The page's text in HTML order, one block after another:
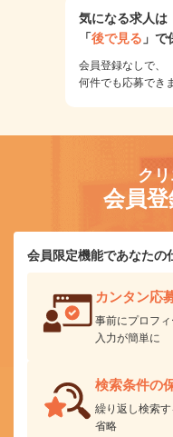
気になる求人は
「後で見る 」で
会員登録なしで、
何件でも応募でき
ク
会員
会員限定機能であなたの
カンタン応
事前にプロフ
入力が簡単に
検索条件の
繰り返し検索
省略